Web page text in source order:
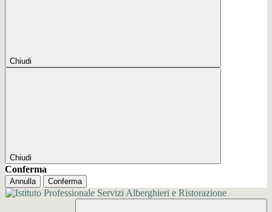
Chiudi
Chiudi
Conferma
Annulla Conferma